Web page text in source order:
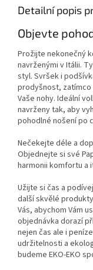
Detailní popis
Objevte
Prožijte nekonečný
navrženými v Itálii.
styl. Svršek i
prodyšnost,
Vaše nohy. Ideální
navrženy tak, aby
pohodlné nošení po
Nečekejte déle a
Objednejte si své
harmonii komfortu a
Užijte si čas a
další skvělé
Vás, abychom Vám
objednávka dorazí
nejen čas ale i
udržitelnosti a
budeme EKO-EKO